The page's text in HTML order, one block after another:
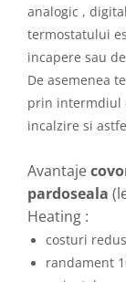
analogic ,
termostatului
incapere sau
De asemenea
prin intermdiul
incalzire si
Avantaje
pardoseala
Heating :
costuri
randament